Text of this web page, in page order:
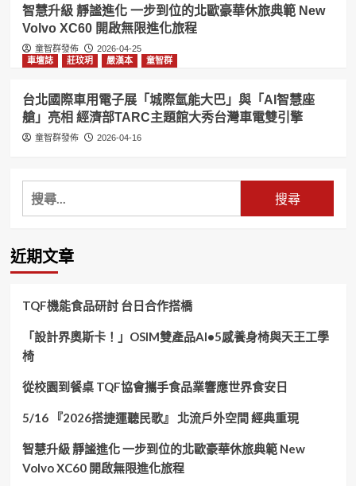
智慧升級 靜謐進化 一步到位的北歐豪華休旅典範 New
Volvo XC60 開啟無限進化旅程
童智群發佈
2026-04-25
車壇誌
莊玟玥 嚴漢本 童智群
台北國際車用電子展「城際氫能大巴」與「AI智慧座
艙」亮相 經濟部TARC主題館大秀台灣車電雙引擎
童智群發佈 2026-04-16
搜
尋
鍵
字:
近期文章
TQF機能食品研討 台日合作搭橋
「設計界奧斯卡！」OSIM雙產品AI•5感養身椅與天王工學
椅
從校園到餐桌 TQF協會攜手食品業響應世界食安日
5/16 『2026搭捷運聽民歌』 北流戶外空間 經典重現
智慧升級 靜謐進化 一步到位的北歐豪華休旅典範 New
Volvo XC60 開啟無限進化旅程